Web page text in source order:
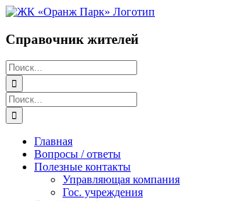
Перейти
содержимому
Справочник жителей
Поиск:
Поиск:
Главная
Вопросы / ответы
Полезные контакты
Управляющая компания
Гос. учреждения